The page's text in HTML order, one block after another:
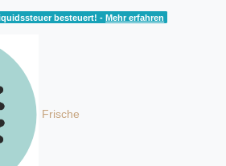
besteuert! -Mehr erfahren
Frische